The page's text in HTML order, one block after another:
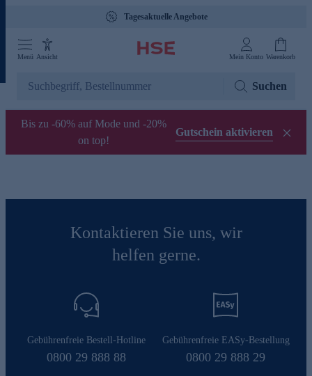
Tagesaktuelle Angebote
Menü Ansicht Mein Konto Warenkorb
Suchen
Bis zu -60% auf Mode und -20%
on top!
Gutschein aktivieren
Kontaktieren Sie uns, wir
helfen gerne.
Gebührenfreie Bestell-Hotline
0800 29 888 88
Gebührenfreie EASy-Bestellung
0800 29 888 29